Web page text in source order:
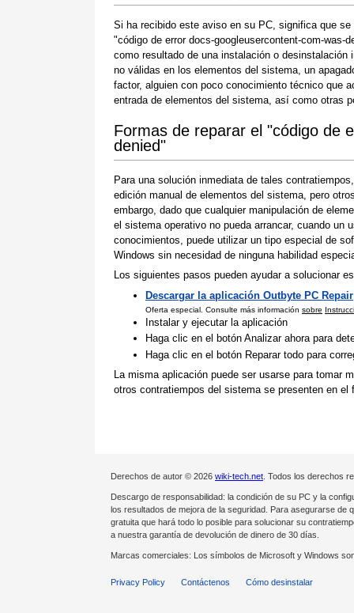
Si ha recibido este aviso en su PC, significa que
"código de error docs-googleusercontent-com-
como resultado de una instalación o desinstalación
no válidas en los elementos del sistema, un
factor, alguien con poco conocimiento técnico que
entrada de elementos del sistema, así como otras
Formas de reparar el "código de
denied"
Para una solución inmediata de tales
edición manual de elementos del sistema, pero
embargo, dado que cualquier manipulación de
el sistema operativo no pueda arrancar, cuando un
conocimientos, puede utilizar un tipo especial de
Windows sin necesidad de ninguna habilidad
Los siguientes pasos pueden ayudar a solucionar
Descargar la aplicación Outbyte PC Repair
Oferta especial. Consulte más información sobre
Instalar y ejecutar la aplicación
Haga clic en el botón Analizar ahora para
Haga clic en el botón Reparar todo para
La misma aplicación puede ser usarse para tomar
otros contratiempos del sistema se presenten en el
Derechos de autor © 2026 wiki-tech.net . Todos los derechos
Descargo de responsabilidad: la condición de su PC y la
los resultados de mejora de la seguridad. Para asegurarse de
gratuita que hará todo lo posible para solucionar su
a nuestra garantía de devolución de dinero de 30 días.
Marcas comerciales: Los símbolos de Microsoft y Windows
Privacy Policy Contáctenos Cómo desinstalar